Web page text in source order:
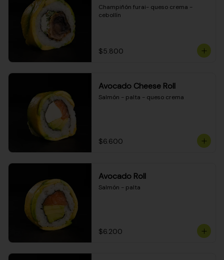
Champiñón furai- queso crema -
cebollín
$5.800
Avocado Cheese Roll
Salmón - palta - queso crema
$6.600
Avocado Roll
Salmón - palta
$6.200